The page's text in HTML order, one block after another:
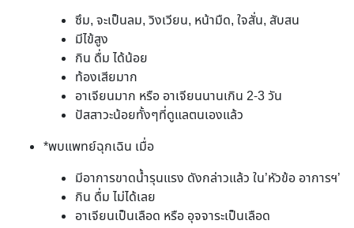
ซึม, จะเป็นลม, วิงเวียน, หน้ามืด, ใจสั่น, สับสน
มีไข้สูง
กิน ดื่ม ได้น้อย
ท้องเสียมาก
อาเจียนมาก หรือ อาเจียนนานเกิน 2-3 วัน
ปัสสาวะน้อยทั้งๆที่ดูแลตนเองแล้ว
*พบแพทย์ฉุกเฉิน เมื่อ
มีอาการขาดน้ำรุนแรง ดังกล่าวแล้ว ใน’หัวข้อ อาการฯ’
กิน ดื่ม ไม่ได้เลย
อาเจียนเป็นเลือด หรือ อุจจาระเป็นเลือด